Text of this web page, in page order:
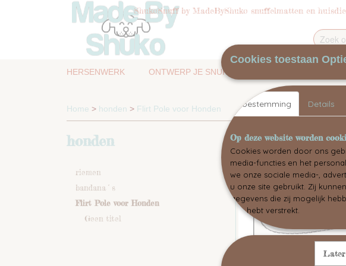
ShukoSnuff by MadeByShuko snuffelmatten en
HERSENWERK ONTWERP JE SNUFFELMAT
Home > honden > Flirt Pole voor Honden
honden
riemen
bandana´s
Flirt Pole voor Honden
Geen titel
Sorteer op:
Cookies toestaan
Toestemming Details
Op deze website worden
Cookies worden door ons
media-functies en het
we onze sociale media-,
u onze site gebruikt. Zij
gegevens die zij mogelijk
hen hebt verstrekt.
Later